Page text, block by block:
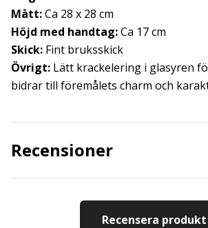
Mått:Ca 28 x 28 cm
Höjd med handtag:Ca 17 cm
Skick: Fint bruksskick
Övrigt: Lätt krackelering i glasyren
bidrar till föremålets charm och
Recensioner
Recensera produkt